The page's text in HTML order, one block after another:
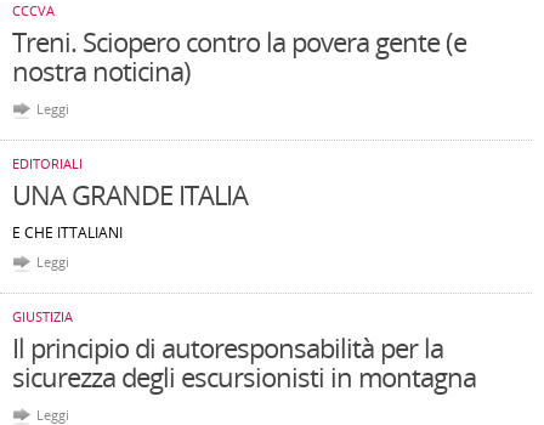
CCCVA
Treni. Sciopero contro la povera gente (e
nostra noticina)
Leggi
EDITORIALI
UNA GRANDE ITALIA
E CHE ITTALIANI
Leggi
GIUSTIZIA
Il principio di autoresponsabilità per la
sicurezza degli escursionisti in montagna
Leggi